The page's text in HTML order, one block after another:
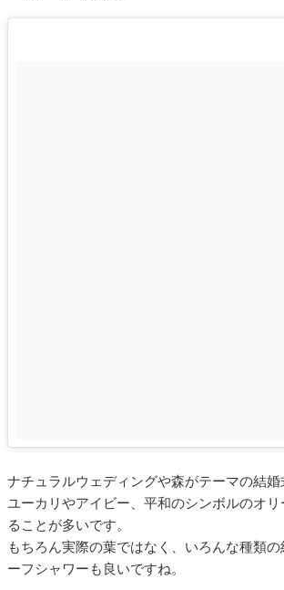
ナチュラルウェディングや森がテーマの結婚
ユーカリやアイビー、平和のシンボルのオ
ることが多いです。
もちろん実際の葉ではなく、いろんな種類の
ーフシャワーも良いですね。